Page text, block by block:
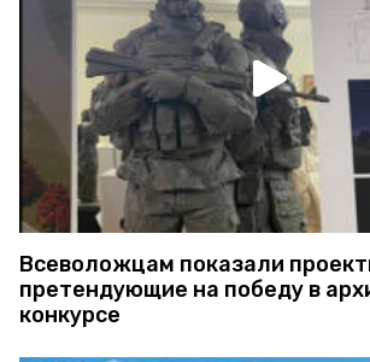
Всеволожцам показали
претендующие на победу в
конкурсе